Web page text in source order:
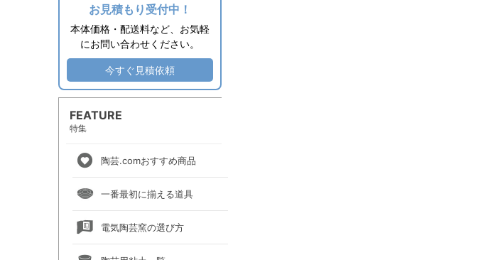
お見積もり受付中！
本体価格・配送料など、お気軽
にお問い合わせください。
今すぐ見積依頼
FEATURE
特集
陶芸.comおすすめ商品
一番最初に揃える道具
電気陶芸窯の選び方